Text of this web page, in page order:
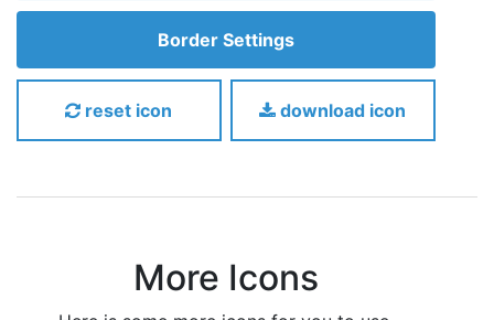
Border Settings
reset icon download icon
More Icons